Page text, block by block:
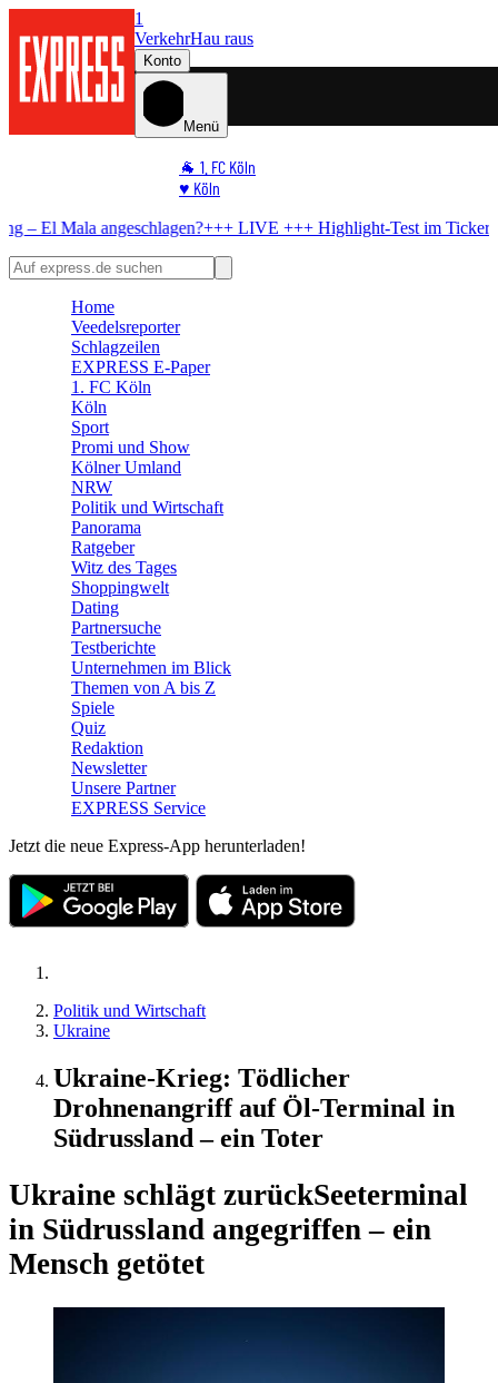
1
VerkehrHau raus
Konto
Menü
🐐 1. FC Köln
♥️ Köln
🏆 Sport
+++ LIVE +++Highlight-Test im TickerYoungster
Home
Veedelsreporter
Schlagzeilen
EXPRESS E-Paper
1. FC Köln
Köln
Sport
Promi und Show
Kölner Umland
NRW
Politik und Wirtschaft
Panorama
Ratgeber
Witz des Tages
Shoppingwelt
Dating
Partnersuche
Testberichte
Unternehmen im Blick
Themen von A bis Z
Spiele
Quiz
Redaktion
Newsletter
Unsere Partner
EXPRESS Service
Jetzt die neue Express-App herunterladen!
Politik und Wirtschaft
Ukraine
Ukraine-Krieg: Tödlicher
Drohnenangriff auf Öl-Terminal in
Südrussland – ein Toter
Ukraine schlägt zurückSeeterminal
in Südrussland angegriffen – ein
Mensch getötet